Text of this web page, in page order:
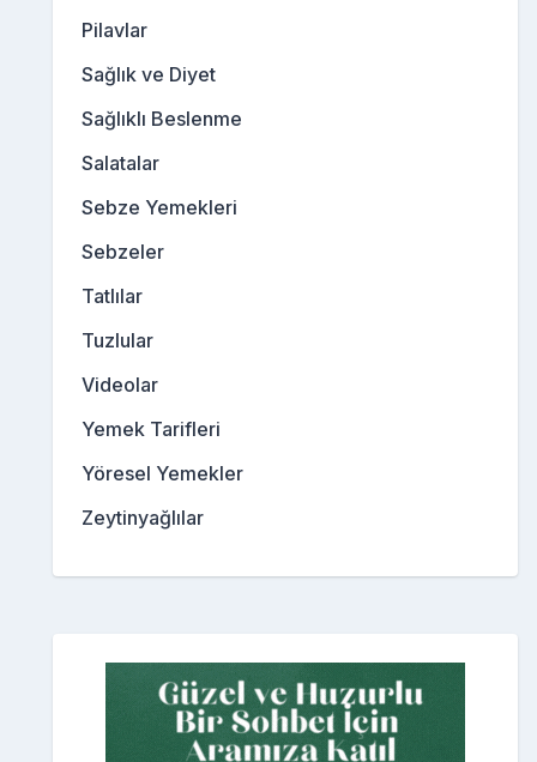
Pilavlar
Sağlık ve Diyet
Sağlıklı Beslenme
Salatalar
Sebze Yemekleri
Sebzeler
Tatlılar
Tuzlular
Videolar
Yemek Tarifleri
Yöresel Yemekler
Zeytinyağlılar